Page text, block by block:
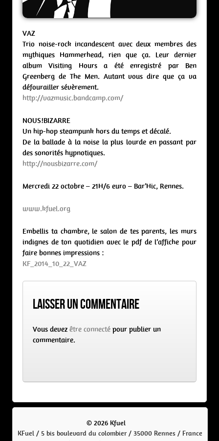
VAZ
Trio noise-rock incandescent avec deux membres des
mythiques Hammerhead, rien que ça. Leur dernier
album Visiting Hours a été enregistré par Ben
Greenberg de The Men. Autant vous dire que ça va
défourailler sévèrement.
http://vazmusic.bandcamp.com/
NOUS!BIZARRE
Un hip-hop steampunk hors du temps et décalé.
De la ballade à la noise la plus lourde en passant par
des sonorités hypnotiques.
http://nousbizarre.com/
Mercredi 22 octobre – 21H/6 euro – Bar’Hic, Rennes.
www.kfuel.org
Embellis ta chambre, le salon de tes parents, les murs
indignes de ton quotidien avec le pdf de l’affiche pour
faire bonnes impressions :
KF_2014_10_22_VAZ
Laisser un commentaire
Vous devez être connecté pour publier un
commentaire.
© 2026 Kfuel
KFuel / 5 bis boulevard du colombier / 35000 Rennes / France